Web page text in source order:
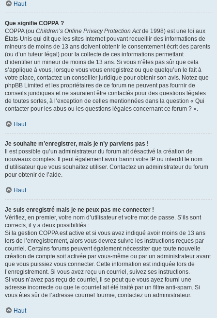
Haut
Que signifie COPPA ?
COPPA (ou Children’s Online Privacy Protection Actde 1998) est une loi aux
États-Unis qui dit que les sites Internet pouvant recueillir des informations de
mineurs de moins de 13 ans doivent obtenir le consentement écrit des parents
(ou d’un tuteur légal) pour la collecte de ces informations permettant
d’identifier un mineur de moins de 13 ans. Si vous n’êtes pas sûr que cela
s’applique à vous, lorsque vous vous enregistrez ou que quelqu’un le fait à
votre place, contactez un conseiller juridique pour obtenir son avis. Notez que
phpBB Limited et les propriétaires de ce forum ne peuvent pas fournir de
conseils juridiques et ne sauraient être contactés pour des questions légales
de toutes sortes, à l’exception de celles mentionnées dans la question « Qui
contacter pour les abus ou les questions légales concernant ce forum ? ».
Haut
Je souhaite m’enregistrer, mais je n’y parviens pas !
Il est possible qu’un administrateur du forum ait désactivé la création de
nouveaux comptes. Il peut également avoir banni votre IP ou interdit le nom
d’utilisateur que vous souhaitez utiliser. Contactez un administrateur du forum
pour obtenir de l’aide.
Haut
Je suis enregistré mais je ne peux pas me connecter !
Vérifiez, en premier, votre nom d’utilisateur et votre mot de passe. S’ils sont
corrects, il y a deux possibilités :
Si la gestion COPPA est active et si vous avez indiqué avoir moins de 13 ans
lors de l’enregistrement, alors vous devrez suivre les instructions reçues par
courriel. Certains forums peuvent également nécessiter que toute nouvelle
création de compte soit activée par vous-même ou par un administrateur avant
que vous puissiez vous connecter. Cette information est indiquée lors de
l’enregistrement. Si vous avez reçu un courriel, suivez ses instructions.
Si vous n’avez pas reçu de courriel, il se peut que vous ayez fourni une
adresse incorrecte ou que le courriel ait été traité par un filtre anti-spam. Si
vous êtes sûr de l’adresse courriel fournie, contactez un administrateur.
Haut